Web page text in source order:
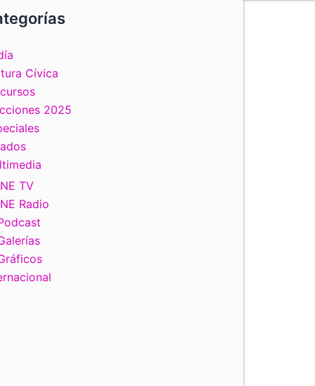
Cívica
2025
TV
Radio